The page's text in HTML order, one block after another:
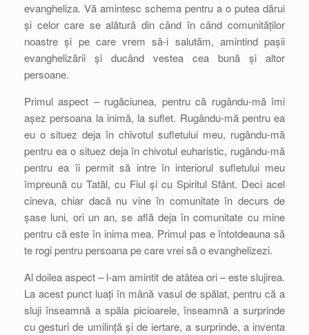
evangheliza. Vă amintesc schema pentru a o putea dărui
și celor care se alătură din când în când comunităților
noastre și pe care vrem să-i salutăm, amintind pașii
evanghelizării și ducând vestea cea bună și altor
persoane.
Primul aspect – rugăciunea, pentru că rugându-mă îmi
așez persoana la inimă, la suflet. Rugându-mă pentru ea
eu o situez deja în chivotul sufletului meu, rugându-mă
pentru ea o situez deja în chivotul euharistic, rugându-mă
pentru ea îi permit să intre în interiorul sufletului meu
împreună cu Tatăl, cu Fiul și cu Spiritul Sfânt. Deci acel
cineva, chiar dacă nu vine în comunitate în decurs de
șase luni, ori un an, se află deja în comunitate cu mine
pentru că este în inima mea. Primul pas e întotdeauna să
te rogi pentru persoana pe care vrei să o evanghelizezi.
Al doilea aspect – l-am amintit de atâtea ori – este slujirea.
La acest punct luați în mână vasul de spălat, pentru că a
sluji înseamnă a spăla picioarele, înseamnă a surprinde
cu gesturi de umilință și de iertare, a surprinde, a inventa